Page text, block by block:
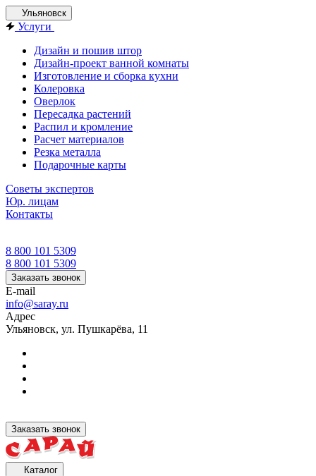
Ульяновск
Услуги
Дизайн и пошив штор
Дизайн-проект ванной комнаты
Изготовление и сборка кухни
Колеровка
Оверлок
Пересадка растений
Распил и кромление
Расчет материалов
Резка металла
Подарочные карты
Советы экспертов
Юр. лицам
Контакты
8 800 101 5309
8 800 101 5309
Заказать звонок
E-mail
info@saray.ru
Адрес
Ульяновск, ул. Пушкарёва, 11
Заказать звонок
Каталог